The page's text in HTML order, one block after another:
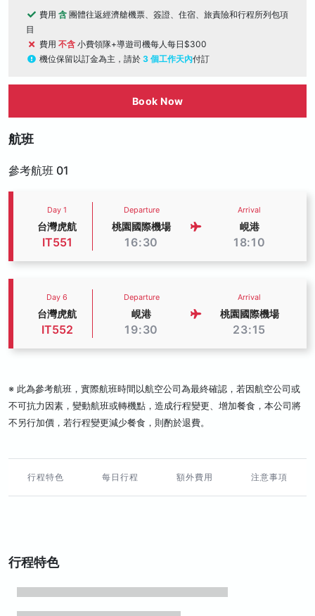
費用 含 團體往返經濟艙機票、簽證、住宿、旅責險和行程所列包項
目
費用 不含 小費領隊+導遊司機每人每日$300
機位保留以訂金為主，請於 3 個工作天內付訂
Book Now
航班
參考航班 01
Day 1
台灣虎航
IT551
Departure
桃園國際機場
16:30
Arrival
峴港
18:10
Day 6
台灣虎航
IT552
Departure
峴港
19:30
Arrival
桃園國際機場
23:15
※ 此為參考航班，實際航班時間以航空公司為最終確認，若因航空公司或
不可抗力因素，變動航班或轉機點，造成行程變更、增加餐食，本公司將
不另行加價，若行程變更減少餐食，則酌於退費。
行程特色 每日行程 額外費用 注意事項
行程特色